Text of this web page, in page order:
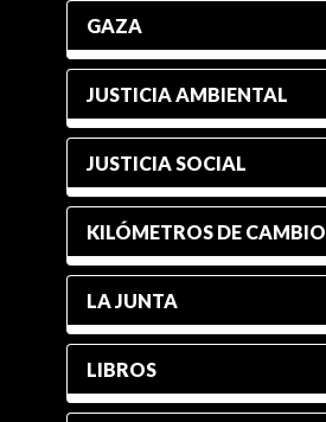
GAZA
JUSTICIA AMBIENTAL
JUSTICIA SOCIAL
KILÓMETROS DE CAMBIO
LA JUNTA
LIBROS